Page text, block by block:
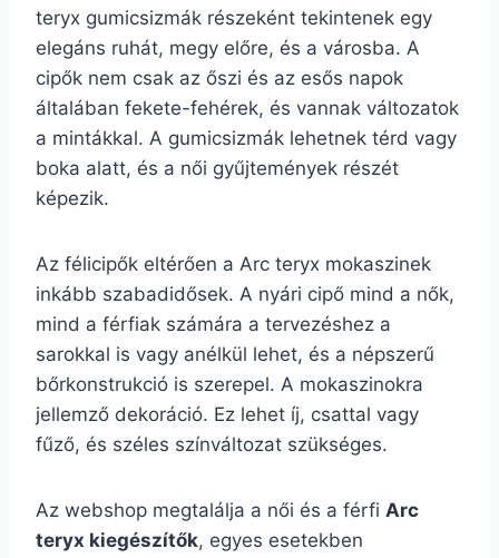
teryx gumicsizmák részeként tekintenek egy
elegáns ruhát, megy előre, és a városba. A
cipők nem csak az őszi és az esős napok
általában fekete-fehérek, és vannak változatok
a mintákkal. A gumicsizmák lehetnek térd vagy
boka alatt, és a női gyűjtemények részét
képezik.
Az félicipők eltérően a Arc teryx mokaszinek
inkább szabadidősek. A nyári cipő mind a nők,
mind a férfiak számára a tervezéshez a
sarokkal is vagy anélkül lehet, és a népszerű
bőrkonstrukció is szerepel. A mokaszinokra
jellemző dekoráció. Ez lehet íj, csattal vagy
fűző, és széles színváltozat szükséges.
Az webshop megtalálja a női és a férfi Arc
teryx kiegészítők, egyes esetekben